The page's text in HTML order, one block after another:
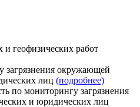
и геофизических работ
загрязнения окружающей
лиц (подробнее)
по мониторингу загрязнения
и юридических лиц